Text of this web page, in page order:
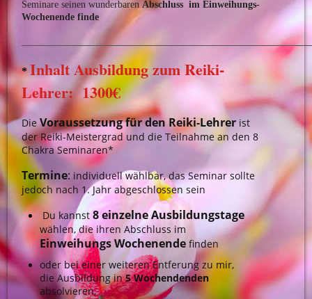
Seminare seinen wunderbarenAbschluss im Einweihungs-
Wochenende finde
* Inhalt Ausbildung zum Reiki-
Lehrer:1300€
DieVoraussetzung für den Reiki-Lehrer ist
der Reiki-Meistergrad und die Teilnahme an den 8
Chakra Seminaren*
Termine: individuell wählbar,das Seminar sollte
jedoch nach 1. Jahr abgeschlossen sein
Du kannst8 einzelne Ausbildungstage
wählen, die ihren Abschluss im
Einweihungs Wochenendefinden
oder bei einer weiteren Entferung zu mir,
die Ausbildung in5 Wochendenden
absolvieren,